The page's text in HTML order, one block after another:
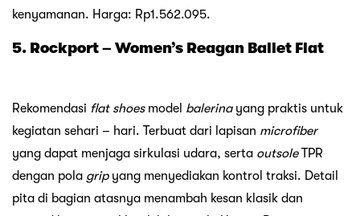
kenyamanan. Harga: Rp1.562.095.
5. Rockport – Women’s Reagan Ballet Flat
Rekomendasi flat shoes model balerina yang praktis untuk
kegiatan sehari – hari. Terbuat dari lapisan microfiber
yang dapat menjaga sirkulasi udara, serta outsoleTPR
dengan pola gripyang menyediakan kontrol traksi. Detail
pita di bagian atasnya menambah kesan klasik dan